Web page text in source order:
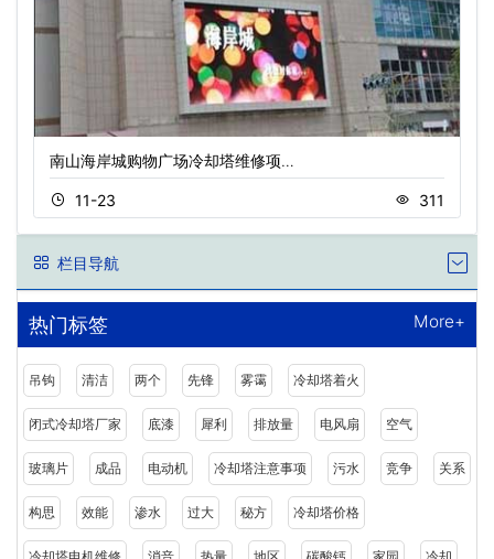
南山海岸城购物广场冷却塔维修项…
11-23 311
栏目导航
热门标签 More+
吊钩 清洁 两个 先锋 雾霭 冷却塔着火
闭式冷却塔厂家 底漆 犀利 排放量 电风扇 空气
玻璃片 成品 电动机 冷却塔注意事项 污水 竞争 关系
构思 效能 渗水 过大 秘方 冷却塔价格